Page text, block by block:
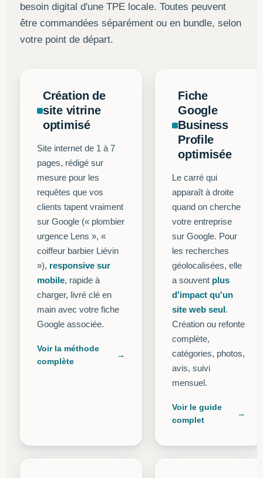
besoin digital d'une TPE locale. Toutes peuvent
être commandées séparément ou en bundle, selon
votre point de départ.
Création de
site vitrine
optimisé
Site internet de 1 à 7
pages, rédigé sur
mesure pour les
requêtes que vos
clients tapent vraiment
sur Google (« plombier
urgence Lens », «
coiffeur barbier Liévin
»), responsive sur
mobile, rapide à
charger, livré clé en
main avec votre fiche
Google associée.
Voir la méthode
complète
Fiche
Google
Business
Profile
optimisée
Le carré qui
apparaît à droite
quand on cherche
votre entreprise
sur Google. Pour
les recherches
géolocalisées, elle
a souvent plus
d'impact qu'un
site web seul.
Création ou refonte
complète,
catégories, photos,
avis, suivi
mensuel.
Voir le guide
complet